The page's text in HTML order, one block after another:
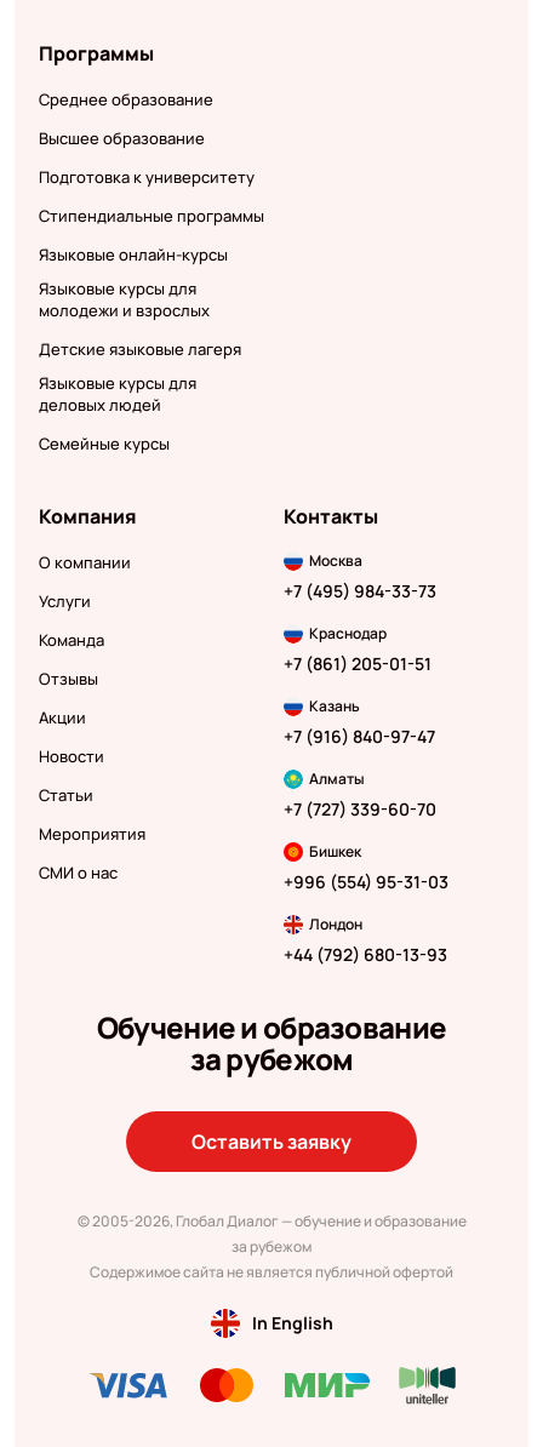
Программы
Среднее образование
Высшее образование
Подготовка к университету
Стипендиальные программы
Языковые онлайн-курсы
Языковые курсы для
молодежи и взрослых
Детские языковые лагеря
Языковые курсы для
деловых людей
Семейные курсы
Компания
О компании
Услуги
Команда
Отзывы
Акции
Новости
Статьи
Мероприятия
СМИ о нас
Контакты
Москва
+7 (495) 984-33-73
Краснодар
+7 (861) 205-01-51
Казань
+7 (916) 840-97-47
Алматы
+7 (727) 339-60-70
Бишкек
+996 (554) 95-31-03
Лондон
+44 (792) 680-13-93
Обучение и образование
за рубежом
Оставить заявку
© 2005-2026, Глобал Диалог — обучение и образование
за рубежом
Содержимое сайта не является публичной офертой
In English